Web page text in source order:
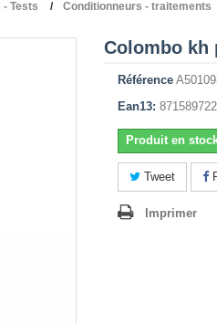
Tests Conditionneurs - traitements
Colombo kh
Référence
Ean13:
Produit en
Tweet
Imprimer